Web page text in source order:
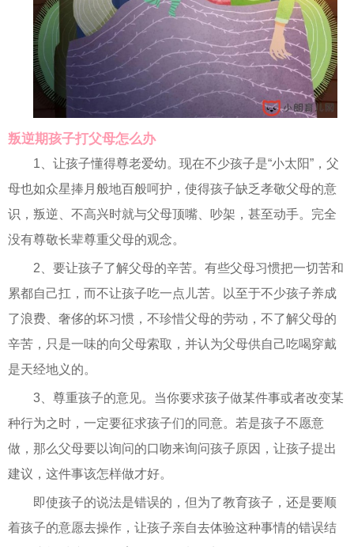
叛逆期孩子打父母怎么办
1、让孩子懂得尊老爱幼。现在不少孩子是“小太阳”，父
母也如众星捧月般地百般呵护，使得孩子缺乏孝敬父母的意
识，叛逆、不高兴时就与父母顶嘴、吵架，甚至动手。完全
没有尊敬长辈尊重父母的观念。
2、要让孩子了解父母的辛苦。有些父母习惯把一切苦和
累都自己扛，而不让孩子吃一点儿苦。以至于不少孩子养成
了浪费、奢侈的坏习惯，不珍惜父母的劳动，不了解父母的
辛苦，只是一味的向父母索取，并认为父母供自己吃喝穿戴
是天经地义的。
3、尊重孩子的意见。当你要求孩子做某件事或者改变某
种行为之时，一定要征求孩子们的同意。若是孩子不愿意
做，那么父母要以询问的口吻来询问孩子原因，让孩子提出
建议，这件事该怎样做才好。
即使孩子的说法是错误的，但为了教育孩子，还是要顺
着孩子的意愿去操作，让孩子亲自去体验这种事情的错误结